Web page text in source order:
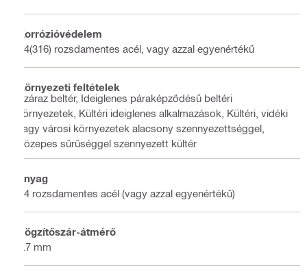
Korrózióvédelem
A4(316) rozsdamentes acél, vagy azzal egyenértékű
Környezeti feltételek
Száraz beltér, Ideiglenes páraképződésű beltéri
környezetek, Kültéri ideiglenes alkalmazások, Kültéri, vidéki
vagy városi környezetek alacsony szennyezettséggel,
Közepes sűrűséggel szennyezett kültér
Anyag
A4 rozsdamentes acél (vagy azzal egyenértékű)
Rögzítőszár-átmérő
3.7 mm